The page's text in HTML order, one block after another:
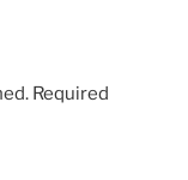
Required